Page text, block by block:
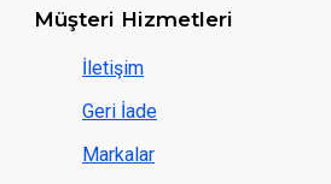
Müşteri Hizmetleri
İletişim
Geri İade
Markalar